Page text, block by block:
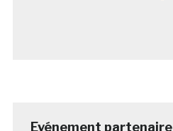
Evénement partenaire